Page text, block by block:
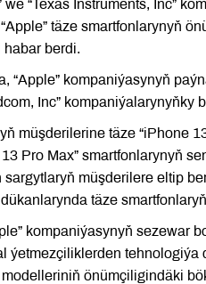
“Texas Instruments, Inc”
täze smartfonlarynyň
habar berdi.
“Apple” kompaniýasynyň
Inc” kompaniýalarynyňky
müşderilerine täze “iPhone
Pro Max” smartfonlarynyň
müşderilere eltip
täze
kompaniýasynyň sezewar
ýetmezçiliklerden
önümçiligindäki